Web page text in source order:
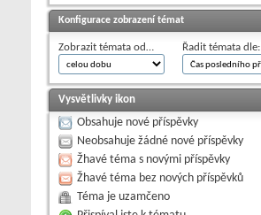
Konfigurace zobrazení témat
Zobrazit témata od… Řadit témata dle:
Vysvětlivky ikon
Obsahuje nové příspěvky
Neobsahuje žádné nové příspěvky
Žhavé téma s novými příspěvky
Žhavé téma bez nových příspěvků
Téma je uzamčeno